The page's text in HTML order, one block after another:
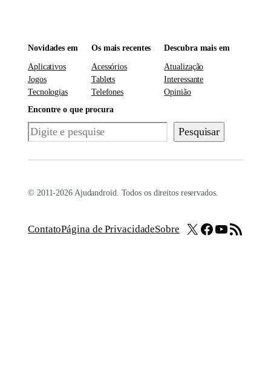
Novidades em
Aplicativos
Jogos
Tecnologias
Os mais recentes
Acessórios
Tablets
Telefones
Descubra mais em
Atualização
Interessante
Opinião
Encontre o que procura
Pesquisar Pesquisar
© 2011-2026 Ajudandroid. Todos os direitos reservados.
ContatoPágina de PrivacidadeSobre X Facebook
Youtube
Feed RSS